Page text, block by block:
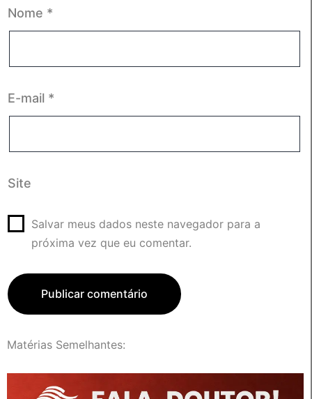
Nome *
E-mail *
Site
Salvar meus dados neste navegador para a
próxima vez que eu comentar.
Matérias Semelhantes: